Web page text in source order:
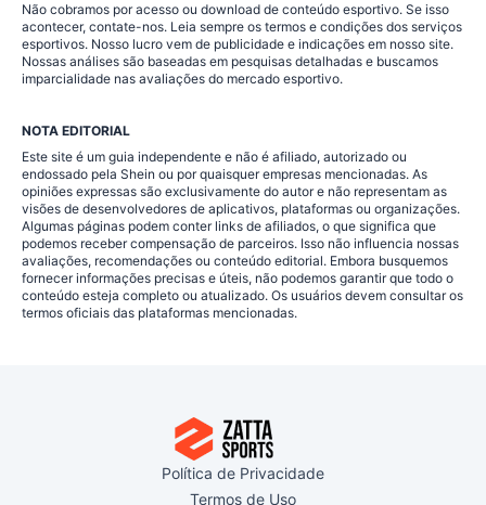
Não cobramos por acesso ou download de conteúdo esportivo. Se isso
acontecer, contate-nos. Leia sempre os termos e condições dos serviços
esportivos. Nosso lucro vem de publicidade e indicações em nosso site.
Nossas análises são baseadas em pesquisas detalhadas e buscamos
imparcialidade nas avaliações do mercado esportivo.
NOTA EDITORIAL
Este site é um guia independente e não é afiliado, autorizado ou
endossado pela Shein ou por quaisquer empresas mencionadas. As
opiniões expressas são exclusivamente do autor e não representam as
visões de desenvolvedores de aplicativos, plataformas ou organizações.
Algumas páginas podem conter links de afiliados, o que significa que
podemos receber compensação de parceiros. Isso não influencia nossas
avaliações, recomendações ou conteúdo editorial. Embora busquemos
fornecer informações precisas e úteis, não podemos garantir que todo o
conteúdo esteja completo ou atualizado. Os usuários devem consultar os
termos oficiais das plataformas mencionadas.
Política de Privacidade
Termos de Uso